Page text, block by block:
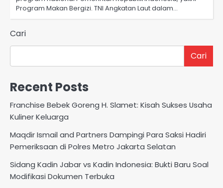
Program Makan Bergizi. TNI Angkatan Laut dalam…
Cari
Cari
Recent Posts
Franchise Bebek Goreng H. Slamet: Kisah Sukses Usaha
Kuliner Keluarga
Maqdir Ismail and Partners Dampingi Para Saksi Hadiri
Pemeriksaan di Polres Metro Jakarta Selatan
Sidang Kadin Jabar vs Kadin Indonesia: Bukti Baru Soal
Modifikasi Dokumen Terbuka